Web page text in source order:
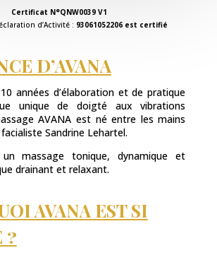
Certificat N°QNW0039 V1
d’Activité : 93061052206 est certifié
D’AVANA
années d’élaboration et de pratique
unique de doigté aux vibrations
AVANA est né entre les mains
Sandrine Lehartel.
un massage tonique, dynamique et
drainant et relaxant.
AVANA EST SI
?